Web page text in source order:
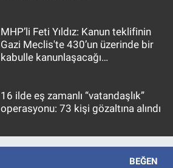
MHP’li Feti Yıldız: Kanun teklifinin
Gazi Meclis'te 430’un üzerinde bir
kabulle kanunlaşacağı
16 ilde eş zamanlı “vatandaşlık”
operasyonu: 73 kişi gözaltına alındı
BEĞEN